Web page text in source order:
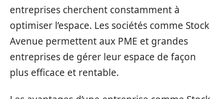
entreprises cherchent constamment à
optimiser l’espace. Les sociétés comme Stock
Avenue permettent aux PME et grandes
entreprises de gérer leur espace de façon
plus efficace et rentable.